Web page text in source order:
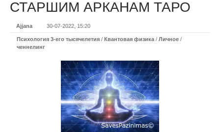
СТАРШИМ АРКАНАМ ТАРО
Ajjana 30-07-2022, 15:20
Психология 3-его тысячелетия / Квантовая физика / Личное /
ченнелинг